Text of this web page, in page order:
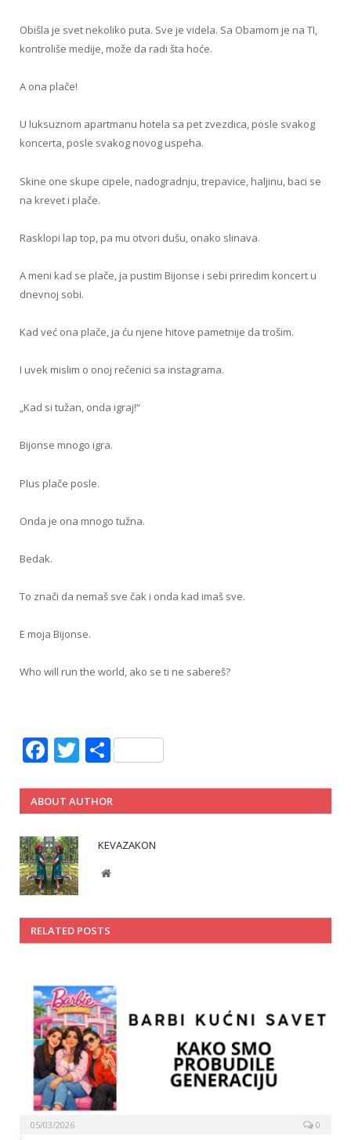
Obišla je svet nekoliko puta. Sve je videla. Sa Obamom je na TI,
kontroliše medije, može da radi šta hoće.
A ona plače!
U luksuznom apartmanu hotela sa pet zvezdica, posle svakog
koncerta, posle svakog novog uspeha.
Skine one skupe cipele, nadogradnju, trepavice, haljinu, baci se
na krevet i plače.
Rasklopi lap top, pa mu otvori dušu, onako slinava.
A meni kad se plače, ja pustim Bijonse i sebi priredim koncert u
dnevnoj sobi.
Kad već ona plače, ja ću njene hitove pametnije da trošim.
I uvek mislim o onoj rečenici sa instagrama.
„Kad si tužan, onda igraj!“
Bijonse mnogo igra.
Plus plače posle.
Onda je ona mnogo tužna.
Bedak.
To znači da nemaš sve čak i onda kad imaš sve.
E moja Bijonse.
Who will run the world, ako se ti ne sabereš?
Facebook
Twitter
Share
ABOUT AUTHOR
KEVAZAKON
Website
RELATED POSTS
05/03/2026 0